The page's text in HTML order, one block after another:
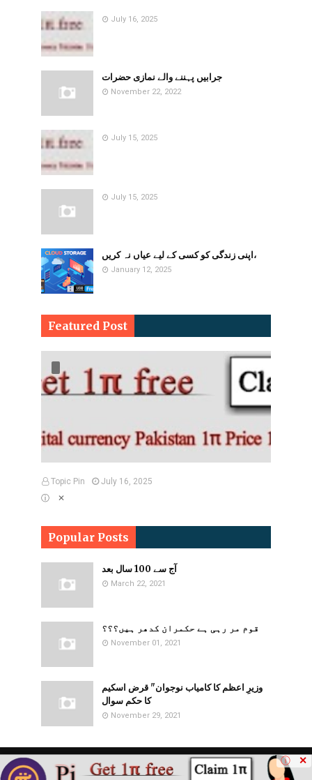
ⓘ ✕
July 16, 2025
جرابیں پہننے والے نمازی حضرات
November 22, 2022
July 15, 2025
July 15, 2025
اپنی زندگی کو کسی کے لیے عیاں نہ کریں،
January 12, 2025
Featured Post
Topic Pin
July 16, 2025
ⓘ ✕
Popular Posts
آج سے 100 سال بعد
March 22, 2021
قوم مر رہی ہے حکمران کدھر ہیں؟؟؟
November 01, 2021
وزیرِ اعظم کا کامیاب نوجوان" قرض اسکیم
کا حکم سوال
November 29, 2021
Home About Contact Us